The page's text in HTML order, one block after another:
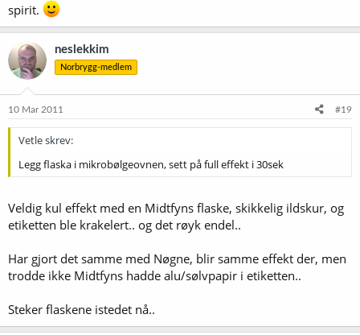
spirit.
neslekkim
Norbrygg-medlem
10 Mar 2011 #19
Vetle skrev:
Legg flaska i mikrobølgeovnen, sett på full effekt i 30sek
Veldig kul effekt med en Midtfyns flaske, skikkelig ildskur, og
etiketten ble krakelert.. og det røyk endel..
Har gjort det samme med Nøgne, blir samme effekt der, men
trodde ikke Midtfyns hadde alu/sølvpapir i etiketten..
Steker flaskene istedet nå..